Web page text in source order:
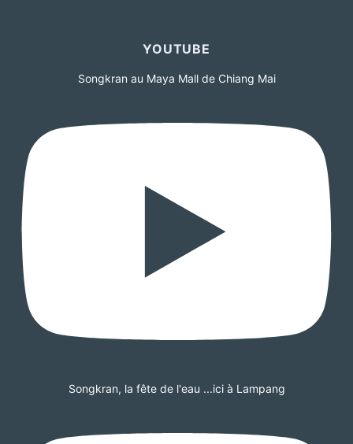
YOUTUBE
Songkran au Maya Mall de Chiang Mai
Songkran, la fête de l'eau ...ici à Lampang